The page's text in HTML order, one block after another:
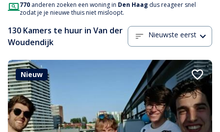
770 anderen zoeken een woning in Den Haag dus reageer snel
zodat je je nieuwe thuis niet misloopt.
130 Kamers te huur in Van der
Woudendijk
Nieuwste eerst
Nieuw